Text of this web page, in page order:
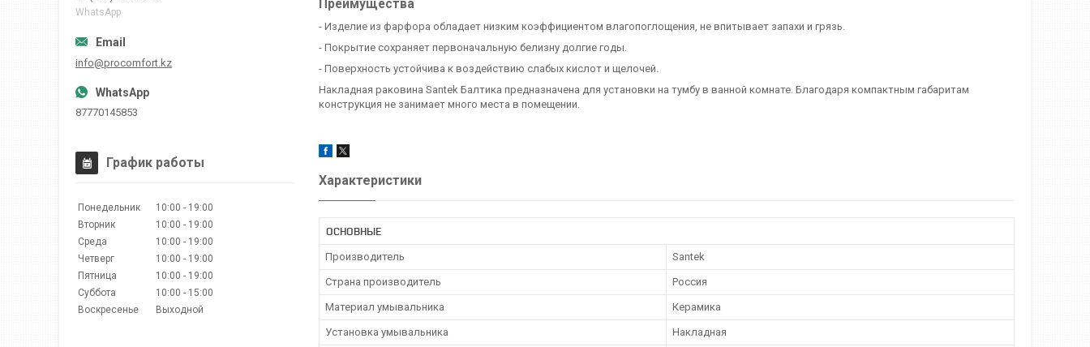
Преимущества
- Изделие из фарфора обладает низким коэффициентом влагопоглощения, не впитывает запахи и грязь.
- Покрытие сохраняет первоначальную белизну долгие годы.
- Поверхность устойчива к воздействию слабых кислот и щелочей.
Накладная раковина Santek Балтика предназначена для установки на тумбу в ванной комнате. Благодаря компактным габаритам
конструкция не занимает много места в помещении.
Характеристики
ОСНОВНЫЕ
Производитель Santek
Страна производитель Россия
Материал умывальника Керамика
Установка умывальника Накладная
WhatsApp
info@procomfort.kz
87770145853
График работы
Понедельник 10:00
19:00
Вторник
10:00
19:00
Среда
10:00
19:00
Четверг
10:00
19:00
Пятница
10:00
19:00
Суббота
10:00
15:00
Воскресенье
Выходной